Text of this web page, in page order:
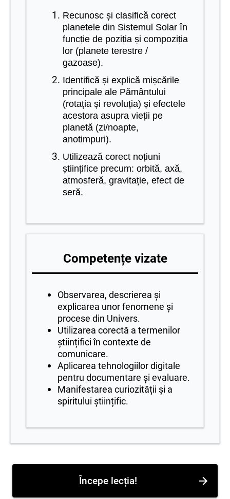
Recunosc și clasifică corect
planetele din Sistemul Solar în
funcție de poziția și compoziția
lor (planete terestre /
gazoase).
Identifică și explică mișcările
principale ale Pământului
(rotația și revoluția) și efectele
acestora asupra vieții pe
planetă (zi/noapte,
anotimpuri).
Utilizează corect noțiuni
științifice precum: orbită, axă,
atmosferă, gravitație, efect de
seră.
Competențe vizate
Observarea, descrierea și
explicarea unor fenomene și
procese din Univers.
Utilizarea corectă a termenilor
științifici în contexte de
comunicare.
Aplicarea tehnologiilor digitale
pentru documentare și evaluare.
Manifestarea curiozității și a
spiritului științific.
Începe lecția!